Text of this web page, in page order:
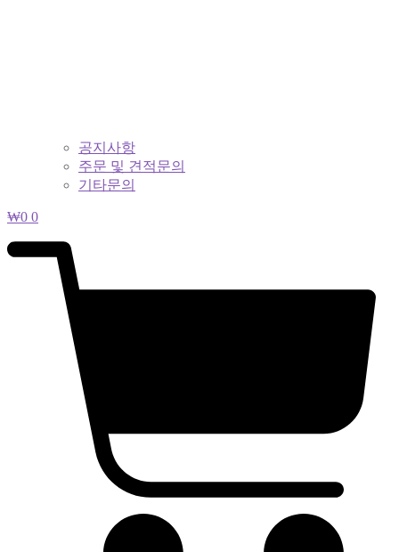
공지사항
주문 및 견적문의
기타문의
₩0 0